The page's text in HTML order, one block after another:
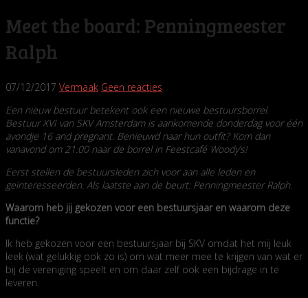
Meet the board: Penningmeester
Ralph
07/12/2017 Vermaak Geen reacties
Een nieuw bestuur betekent ook een nieuwe bestuursborrel.
Bestuur XVI van SKV Amsterdam is aankomende donderdag voor één
avondje 16 and pregnant. Benieuwd naar hun outfit? Kom dan
vanavond om 21:00 naar de borrel in Feestcafé Woody’s!
Eerst stellen de bestuursleden zich voor aan alle leden en
geïnteresseerden. Als laatste aan de beurt: Penningmeester Ralph.
Waarom heb jij gekozen voor een bestuursjaar en waarom deze
functie?
Ik heb gekozen voor een bestuursjaar bij SKV omdat het mij leuk
leek (wat gelukkig ook zo is) om wat meer mee te krijgen van wat er
bij de vereniging speelt en om daar zelf ook een bijdrage in te
leveren.